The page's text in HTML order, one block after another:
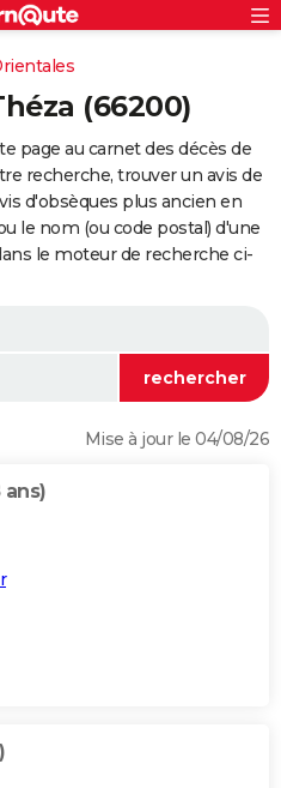
(66200)
page au carnet des décès de
recherche, trouver un avis de
d'obsèques plus ancien en
le nom (ou code postal) d'une
le moteur de recherche ci-
Mise à jour le 04/08/26
ans)